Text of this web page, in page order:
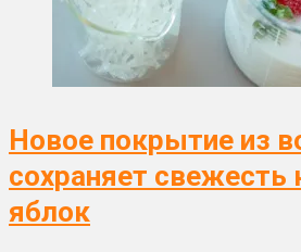
Новое покрытие из
сохраняет свежесть
яблок